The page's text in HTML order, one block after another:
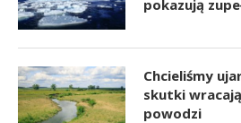
pokazują
Chcieliśmy
skutki
powodzi